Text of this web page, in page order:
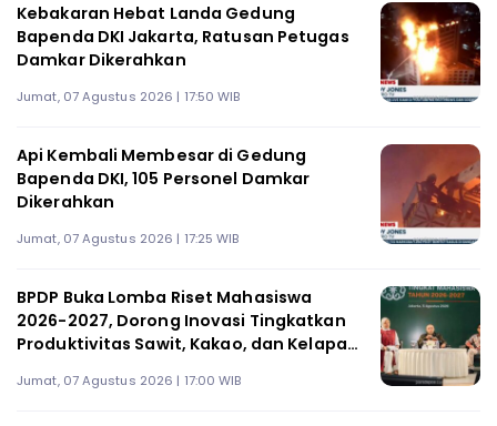
Kebakaran Hebat Landa Gedung
Bapenda DKI Jakarta, Ratusan Petugas
Damkar Dikerahkan
Jumat, 07 Agustus 2026 | 17:50 WIB
Api Kembali Membesar di Gedung
Bapenda DKI, 105 Personel Damkar
Dikerahkan
Jumat, 07 Agustus 2026 | 17:25 WIB
BPDP Buka Lomba Riset Mahasiswa
2026-2027, Dorong Inovasi Tingkatkan
Produktivitas Sawit, Kakao, dan Kelapa
Jumat, 07 Agustus 2026 | 17:00 WIB